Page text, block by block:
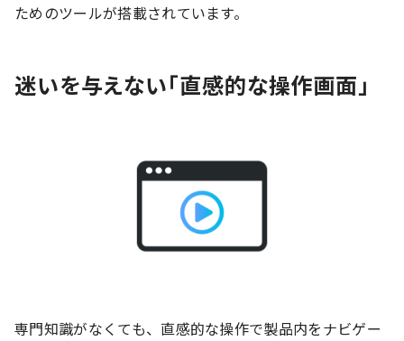
ためのツールが搭載されています。
迷いを与えない「直感的な操作画面」
専門知識がなくても、直感的な操作で製品内をナビゲー